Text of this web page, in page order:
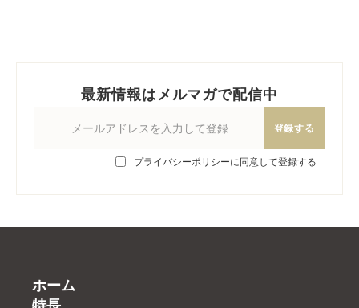
最新情報はメルマガで配信中
登録する
プライバシーポリシーに同意して登録する
ホーム